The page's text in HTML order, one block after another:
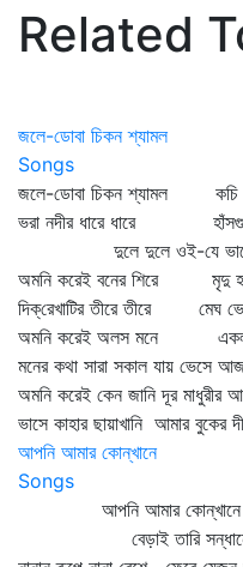
Related
জলে-ডোবা চিকন শ্যামল
Songs
জলে-ডোবা চিকন শ্যামল কচি
ভরা নদীর ধারে ধারে
দুলে দুলে ওই-যে
অমনি করেই বনের শিরে মৃদু
দিক্‌রেখাটির তীরে তীরে মেঘ
অমনি করেই অলস মনে একলা
মনের কথা সারা সকাল যায় ভেসে
অমনি করেই কেন জানি দূর মাধুরীর
ভাসে কাহার ছায়াখানি আমার বুকের
আপনি আমার কোন্‌খানে
Songs
আপনি আমার কোন্‌খানে
বেড়াই তারি